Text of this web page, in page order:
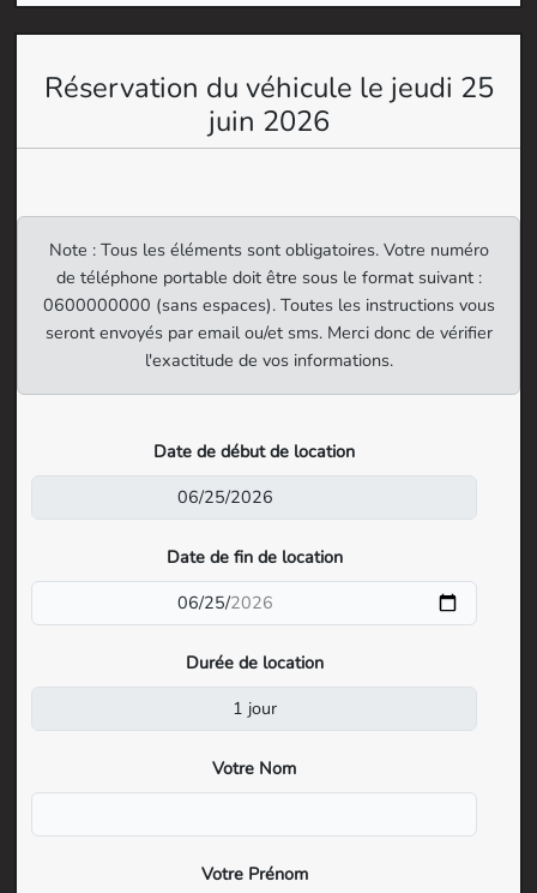
Réservation du véhicule le jeudi 25
juin 2026
Note : Tous les éléments sont obligatoires. Votre numéro
de téléphone portable doit être sous le format suivant :
0600000000 (sans espaces). Toutes les instructions vous
seront envoyés par email ou/et sms. Merci donc de vérifier
l'exactitude de vos informations.
Date de début de location
Date de fin de location
Durée de location
Votre Nom
Votre Prénom